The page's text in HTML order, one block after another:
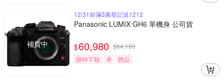
補貨中
12/31前滿3萬登記送1212
Panasonic LUMIX GH6 單機身 公司貨
$60,980 $64,189
限時下殺
券 贈品